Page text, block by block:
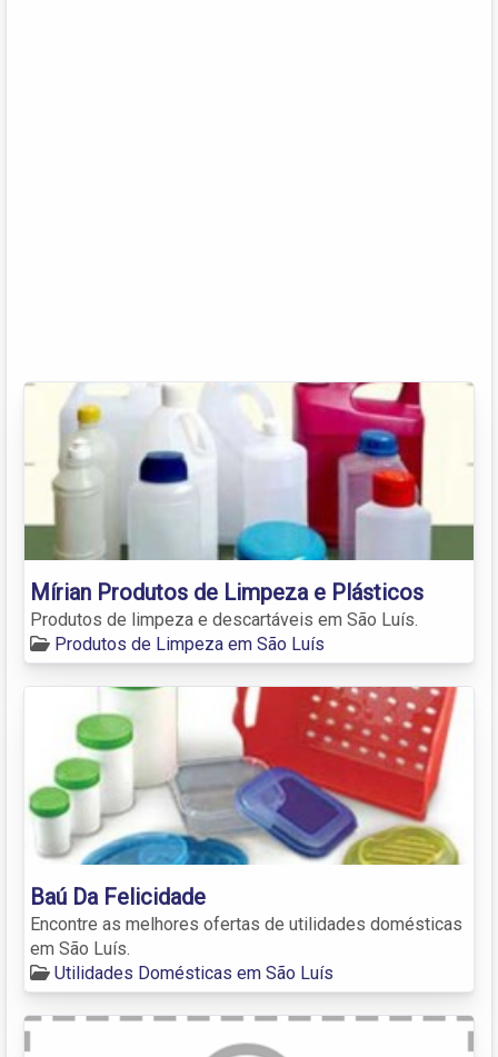
Mírian Produtos de Limpeza e Plásticos
Produtos de limpeza e descartáveis em São Luís.
Produtos de Limpeza em São Luís
Baú Da Felicidade
Encontre as melhores ofertas de utilidades domésticas
em São Luís.
Utilidades Domésticas em São Luís